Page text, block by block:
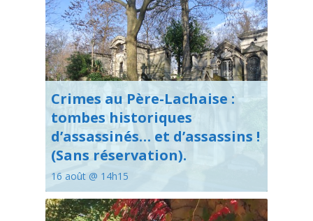
Crimes au Père-Lachaise :
tombes historiques
d’assassinés… et d’assassins !
(Sans réservation).
16 août @ 14h15